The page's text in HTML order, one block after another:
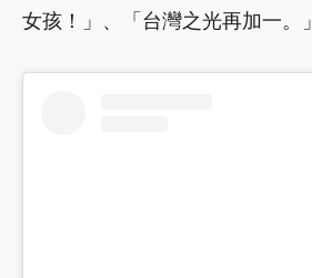
女孩！」、「台灣之光再加一。」